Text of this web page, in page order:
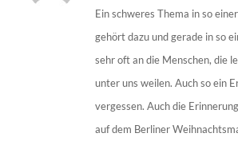
Ein schweres Thema in so
gehört dazu und gerade in so
sehr oft an die Menschen, die
unter uns weilen. Auch so ein
vergessen. Auch die
auf dem Berliner